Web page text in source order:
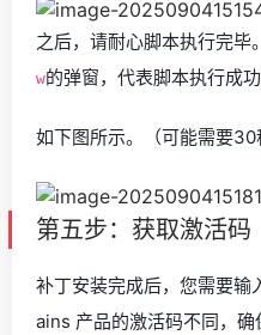
之后，请耐心脚本执行完毕
w的弹窗，代表脚本执行成功
如下图所示。（可能需要30
第五步：获取激活码
补丁安装完成后，您需要
ains 产品的激活码不同，